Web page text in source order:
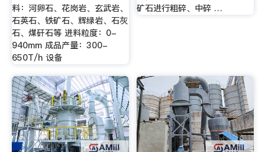
料：河卵石、花岗岩、玄武岩、
石英石、铁矿石、辉绿岩、石灰
石、煤矸石等 进料粒度：0-
940mm 成品产量：300-
650T/h 设备
矿石进行粗碎、中碎 …